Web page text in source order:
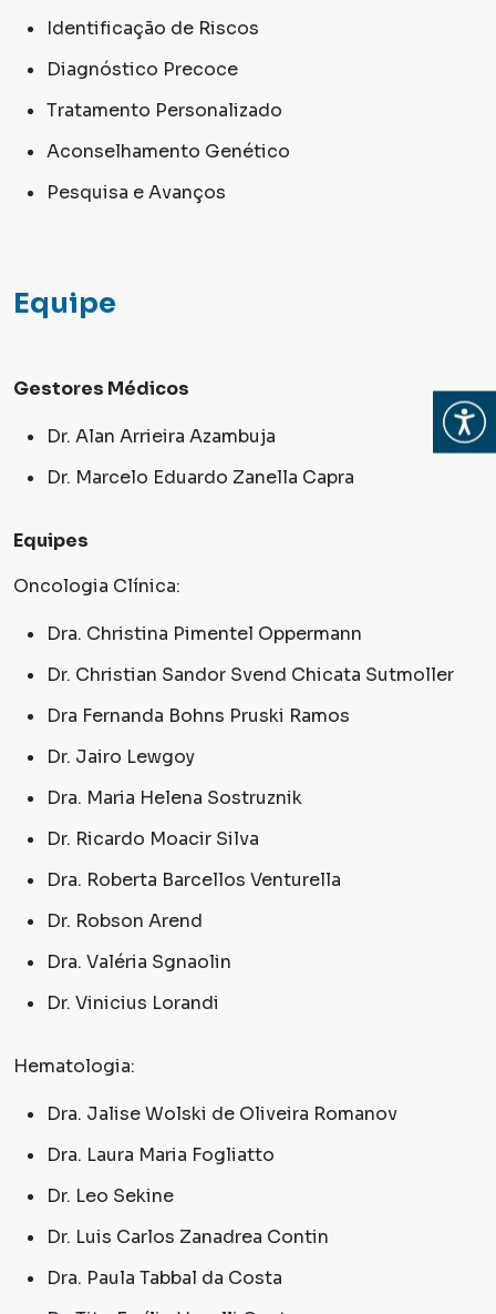
Abrir
Identificação de Riscos
Diagnóstico Precoce
Tratamento Personalizado
Aconselhamento Genético
Pesquisa e Avanços
Equipe
Gestores Médicos
Dr. Alan Arrieira Azambuja
Dr. Marcelo Eduardo Zanella Capra
Equipes
Oncologia Clínica:
Dra. Christina Pimentel Oppermann
Dr. Christian Sandor Svend Chicata Sutmoller
Dra Fernanda Bohns Pruski Ramos
Dr. Jairo Lewgoy
Dra. Maria Helena Sostruznik
Dr. Ricardo Moacir Silva
Dra. Roberta Barcellos Venturella
Dr. Robson Arend
Dra. Valéria Sgnaolin
Dr. Vinicius Lorandi
Hematologia:
Dra. Jalise Wolski de Oliveira Romanov
Dra. Laura Maria Fogliatto
Dr. Leo Sekine
Dr. Luis Carlos Zanadrea Contin
Dra. Paula Tabbal da Costa